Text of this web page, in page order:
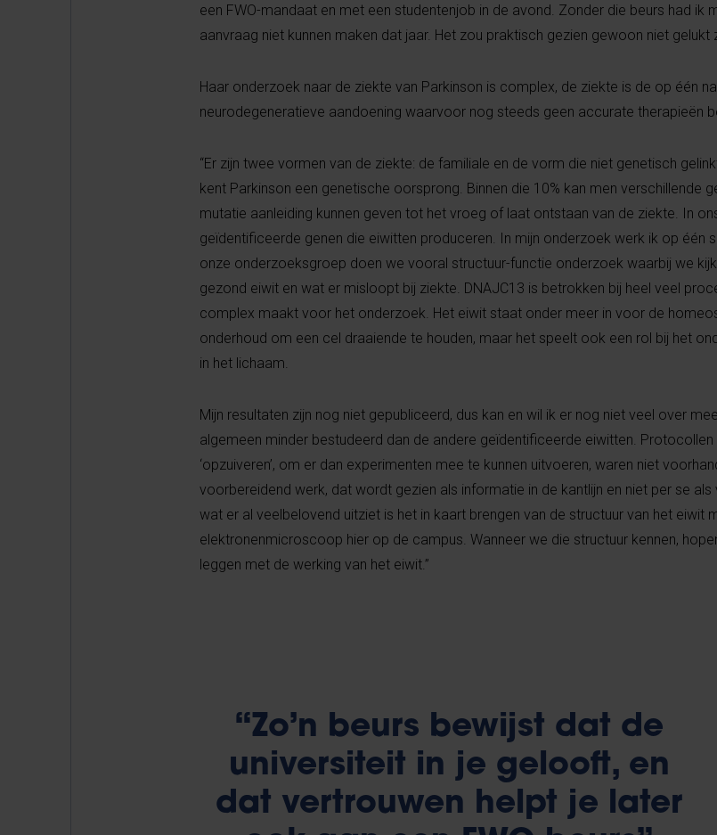
een FWO-mandaat en met een studentenjob in de avond. Zonder die beurs had ik
aanvraag niet kunnen maken dat jaar. Het zou praktisch gezien gewoon niet gelukt
Haar onderzoek naar de ziekte van Parkinson is complex, de ziekte is de op één
neurodegeneratieve aandoening waarvoor nog steeds geen accurate therapieën
“Er zijn twee vormen van de ziekte: de familiale en de vorm die niet genetisch
kent Parkinson een genetische oorsprong. Binnen die 10% kan men verschillende
mutatie aanleiding kunnen geven tot het vroeg of laat ontstaan van de ziekte. In
geïdentificeerde genen die eiwitten produceren. In mijn onderzoek werk ik op één
onze onderzoeksgroep doen we vooral structuur-functie onderzoek waarbij we
gezond eiwit en wat er misloopt bij ziekte. DNAJC13 is betrokken bij heel veel
complex maakt voor het onderzoek. Het eiwit staat onder meer in voor de
onderhoud om een cel draaiende te houden, maar het speelt ook een rol bij het
in het lichaam.
Mijn resultaten zijn nog niet gepubliceerd, dus kan en wil ik er nog niet veel over
algemeen minder bestudeerd dan de andere geïdentificeerde eiwitten.
‘opzuiveren’, om er dan experimenten mee te kunnen uitvoeren, waren niet
voorbereidend werk, dat wordt gezien als informatie in de kantlijn en niet per se
wat er al veelbelovend uitziet is het in kaart brengen van de structuur van het eiwit
elektronenmicroscoop hier op de campus. Wanneer we die structuur kennen,
leggen met de werking van het eiwit.”
“Zo’n beurs bewijst dat de
universiteit in je gelooft, en
dat vertrouwen helpt je later